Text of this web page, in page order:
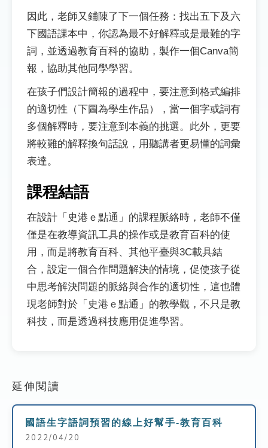
因此，老師又鋪陳了下一個任務：找出五下及六
下國語課本中，你認為最不好解釋或是最難的字
詞，並透過教育百科的協助，製作一個Canva簡
報，協助其他同學學習。
在孩子們設計簡報的過程中，要注意到格式編排
的適切性（下圖為學生作品），當一個字或詞有
多個解釋時，要注意到本義的挑選。此外，更要
將較難的解釋換句話說，用聽講者更易懂的詞彙
表達。
課程結語
在設計「史港ｅ點通」的課程脈絡時，老師不僅
僅是在教導資訊工具的操作或是教育百科的使
用，而是將教育百科、其他平臺與3C載具結
合，設定一個合作問題解決的情境，促使孩子從
中思考解決問題的脈絡與合作的適切性，這也體
現老師對於「史港ｅ點通」的教學觀，不只是教
科技，而是透過科技應用促進學習。
延伸閱讀
國語生字語詞預習的線上好幫手-教育百科
2022/04/20